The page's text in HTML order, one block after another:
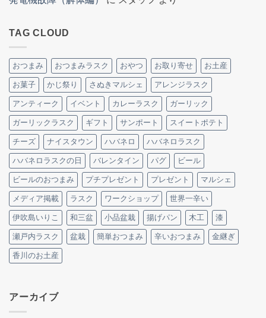
TAG CLOUD
おつまみ おつまみラスク おやつ お取り寄せ お土産
お菓子 かじ祭り さぬきマルシェ アレンジラスク
アンティーク イベント カレーラスク ガーリック
ガーリックラスク ギフト サンポート スイートポテト
チーズ ナイスタウン ハバネロ ハバネロラスク
ハバネロラスクの日 バレンタイン パグ ビール
ビールのおつまみ プチプレゼント プレゼント マルシェ
メディア掲載 ラスク ワークショップ 世界一辛い
伊吹島いりこ 和三盆 小品盆栽 揚げパン 木工 漆
瀬戸内ラスク 盆栽 簡単おつまみ 辛いおつまみ 金継ぎ
香川のお土産
アーカイブ